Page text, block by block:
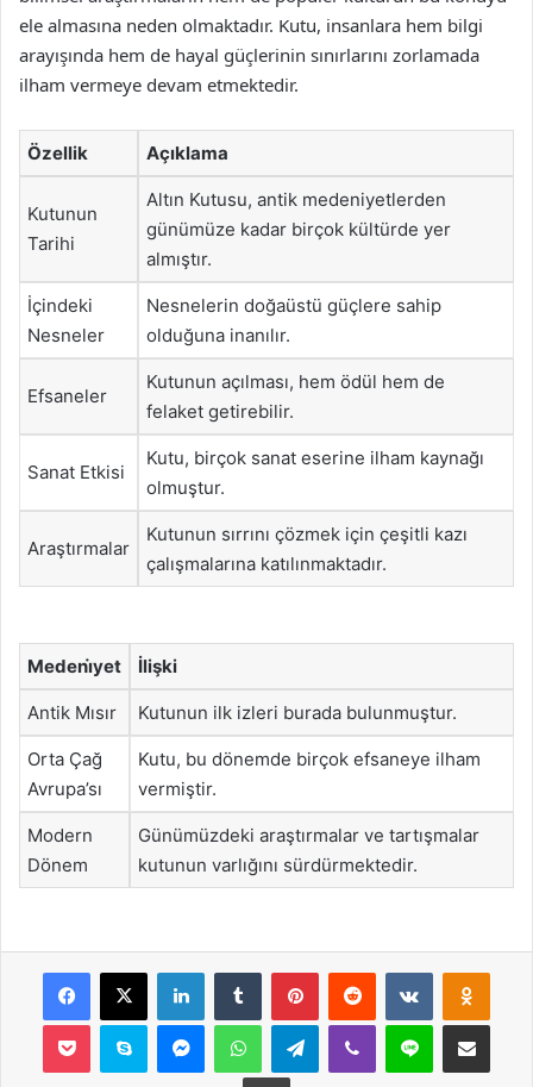
ele almasına neden olmaktadır. Kutu, insanlara hem bilgi
arayışında hem de hayal güçlerinin sınırlarını zorlamada
ilham vermeye devam etmektedir.
Özellik Açıklama
Kutunun
Tarihi
Altın Kutusu, antik medeniyetlerden
günümüze kadar birçok kültürde yer
almıştır.
İçindeki
Nesneler
Nesnelerin doğaüstü güçlere sahip
olduğuna inanılır.
Efsaneler
Kutunun açılması, hem ödül hem de
felaket getirebilir.
Sanat Etkisi
Kutu, birçok sanat eserine ilham kaynağı
olmuştur.
Araştırmalar
Kutunun sırrını çözmek için çeşitli kazı
çalışmalarına katılınmaktadır.
Medeni̇yet İlişki
Antik Mısır Kutunun ilk izleri burada bulunmuştur.
Orta Çağ
Avrupa’sı
Kutu, bu dönemde birçok efsaneye ilham
vermiştir.
Modern
Dönem
Günümüzdeki araştırmalar ve tartışmalar
kutunun varlığını sürdürmektedir.
Facebook
X LinkedInTumblr PinterestReddit VKontakte
Pocket Skype MessengerWhatsAppTelegramViber Line E-Posta ile
Yazdır